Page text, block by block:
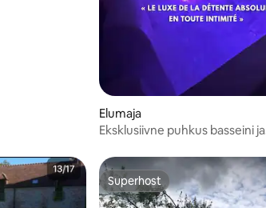
Elumaja
Eksklusiivne puhkus basseini ja
Superhost
Superhost